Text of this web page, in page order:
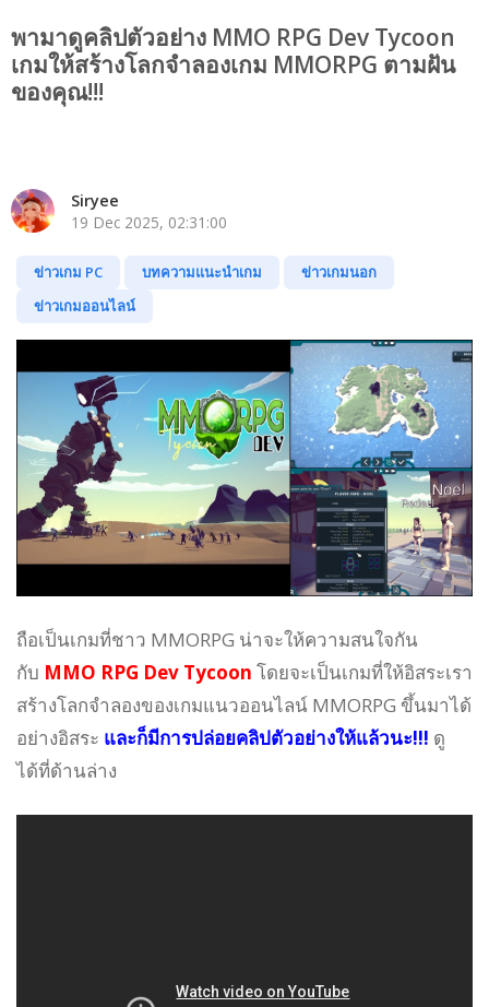
พามาดูคลิปตัวอย่าง MMO RPG Dev Tycoon
เกมให้สร้างโลกจำลองเกม MMORPG ตามฝัน
ของคุณ!!!
Siryee
19 Dec 2025, 02:31:00
ข่าวเกม PC บทความแนะนำเกม
ข่าวเกมนอก
ข่าวเกมออนไลน์
ถือเป็นเกมที่ชาว MMORPG น่าจะให้ความสนใจกัน
กับ MMO RPG Dev Tycoon โดยจะเป็นเกมที่ให้อิสระเรา
สร้างโลกจำลองของเกมแนวออนไลน์ MMORPG ขึ้นมาได้
อย่างอิสระ และก็มีการปล่อยคลิปตัวอย่างให้แล้วนะ!!! ดู
ได้ที่ด้านล่าง